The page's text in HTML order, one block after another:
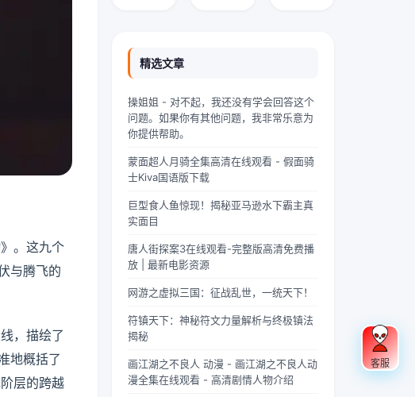
。这九个
与腾飞的
，描绘了
地概括了
层的跨越
是一颗
璀璨夺
目的明
与白
虎、朱
雀、玄
武并称
“四
雄踞东
方，是
民对天
地自然
想象的
结晶。
关于青
说，在
神州大
——诛
仙阵。
万仙神
联军已
之末，
染血，
握着诛
手不住
颤抖，
身高万
丈、...
豪门甜
宠文的
揉着发
床就
眼，空
檀香的
味道，
去半个
人的鹅
简介
有什
么差
异，
为什
有两
个版
本？
面将围
绕它的
要点、
景和实
际操作
展开介
绍。如
果你是
年》的
忠实观
能会发
现这部
同视频
平台上
呈现出
有差异
的版
亮，眉
宇间却
股难以
忽视的
不同于
眉善
目，武
神中常
常闪烁
仿佛能
洞穿一
绍？
哪里
读下
景和实
际操作
绍。在
日午
梧桐树
在少女
夏柠的
旧书摊
旁，手
精选文章
操姐姐 - 对不起，我还没有学会回答这个
问题。如果你有其他问题，我非常乐意为
你提供帮助。
蒙面超人月骑全集高清在线观看 - 假面骑
士Kiva国语版下载
巨型食人鱼惊现！揭秘亚马逊水下霸主真
实面目
唐人街探案3在线观看-完整版高清免费播
放 | 最新电影资源
网游之虚拟三国：征战乱世，一统天下！
符镇天下：神秘符文力量解析与终极镇法
揭秘
画江湖之不良人 动漫 - 画江湖之不良人动
漫全集在线观看 - 高清剧情人物介绍
客服